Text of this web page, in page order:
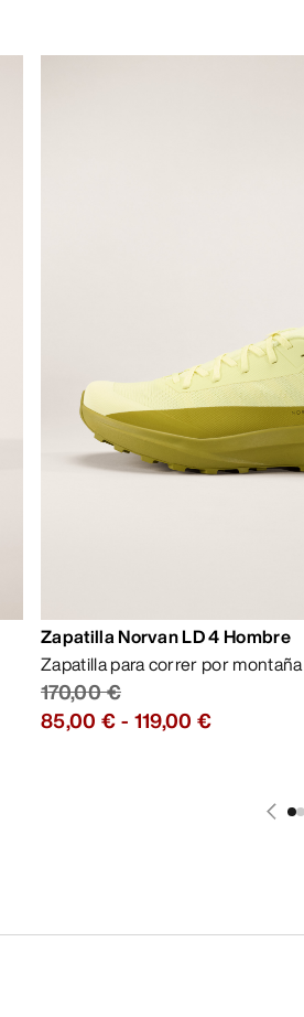
Zapatilla Norvan LD 4 Hombre
Zapatilla para correr por montaña
170,00 €
85,00 €- 119,00 €